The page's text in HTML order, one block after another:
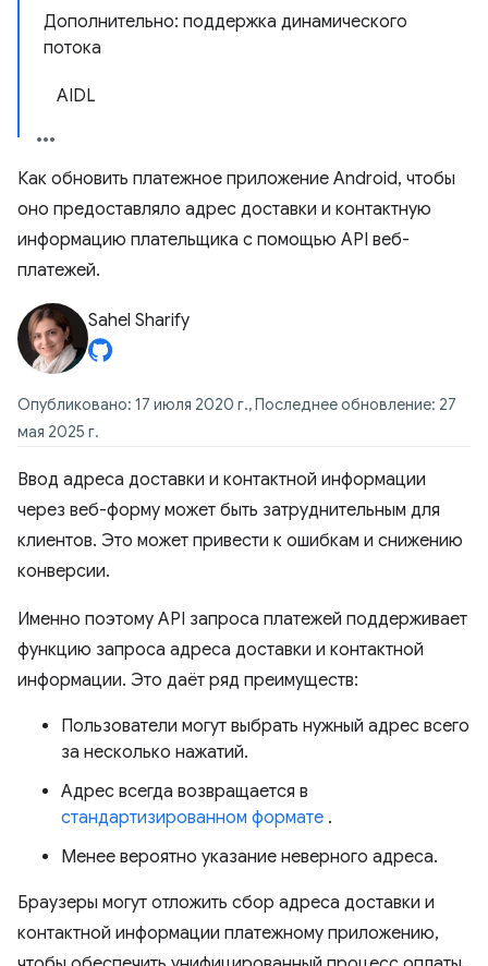
Дополнительно: поддержка динамического
потока
AIDL
Как обновить платежное приложение Android, чтобы
оно предоставляло адрес доставки и контактную
информацию плательщика с помощью API веб-
платежей.
Sahel Sharify
Опубликовано: 17 июля 2020 г., Последнее обновление: 27
мая 2025 г.
Ввод адреса доставки и контактной информации
через веб-форму может быть затруднительным для
клиентов. Это может привести к ошибкам и снижению
конверсии.
Именно поэтому API запроса платежей поддерживает
функцию запроса адреса доставки и контактной
информации. Это даёт ряд преимуществ:
Пользователи могут выбрать нужный адрес всего
за несколько нажатий.
Адрес всегда возвращается в
стандартизированном формате .
Менее вероятно указание неверного адреса.
Браузеры могут отложить сбор адреса доставки и
контактной информации платежному приложению,